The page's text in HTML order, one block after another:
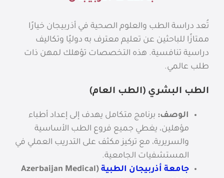
تُعد دراسة الطب والعلوم الصحية في أذربيجان خيارًا
ممتازًا للباحثين عن تعليم معترف به دوليًا وتكاليف
دراسية تنافسية. هذه التخصصات تؤهلك لمهن ذات
طلب عالمي.
الطب البشري (الطب العام)
الوصف: برنامج متكامل يهدف إلى إعداد أطباء
مؤهلين، يغطي جميع فروع الطب الأساسية
والسريرية، مع تركيز مكثف على التدريب العملي في
المستشفيات الجامعية.
جامعة أذربيجان الطبية
(Azerbaijan Medical